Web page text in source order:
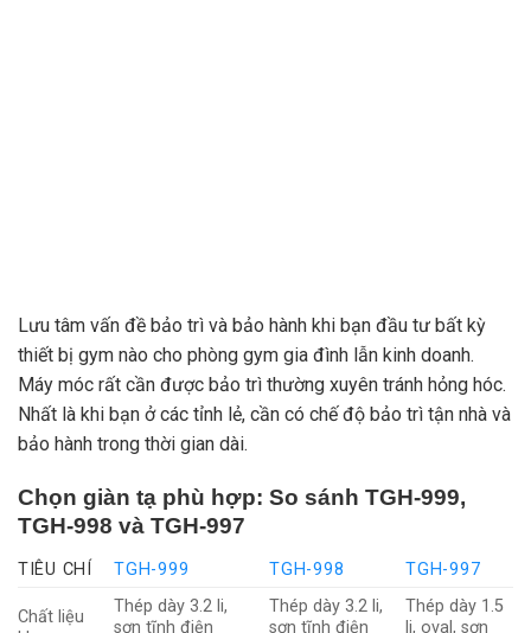
Lưu tâm vấn đề bảo trì và bảo hành khi bạn đầu tư bất kỳ
thiết bị gym nào cho phòng gym gia đình lẫn kinh doanh.
Máy móc rất cần được bảo trì thường xuyên tránh hỏng hóc.
Nhất là khi bạn ở các tỉnh lẻ, cần có chế độ bảo trì tận nhà và
bảo hành trong thời gian dài.
Chọn giàn tạ phù hợp: So sánh TGH-999,
TGH-998 và TGH-997
TIÊU CHÍ TGH-999 TGH-998 TGH-997
Chất liệu
Thép dày 3.2 li,
sơn tĩnh điện
Thép dày 3.2 li,
sơn tĩnh điện
Thép dày 1.5
li, oval, sơn